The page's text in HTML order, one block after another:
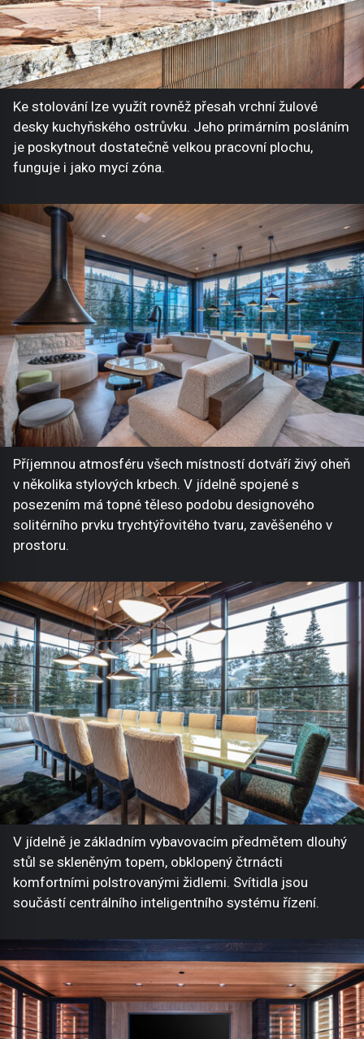
Ke stolování lze využít rovněž přesah vrchní žulové
desky kuchyňského ostrůvku. Jeho primárním posláním
je poskytnout dostatečně velkou pracovní plochu,
funguje i jako mycí zóna.
Příjemnou atmosféru všech místností dotváří živý oheň
v několika stylových krbech. V jídelně spojené s
posezením má topné těleso podobu designového
solitérního prvku trychtýřovitého tvaru, zavěšeného v
prostoru.
V jídelně je základním vybavovacím předmětem dlouhý
stůl se skleněným topem, obklopený čtrnácti
komfortními polstrovanými židlemi. Svítidla jsou
součástí centrálního inteligentního systému řízení.